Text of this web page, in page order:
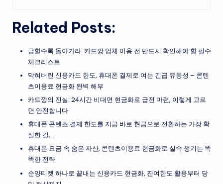
Related Posts:
급할수록 돌아가라: 카드깡 업체 이용 전 반드시 확인해야 할 필수
체크리스트
막혀버린 신용카드 한도, 휴대폰 결제로 여는 긴급 유동성 – 콘텐
츠이용료 현금화 완벽 해부
카드깡의 진실: 24시간 비대면 현금화로 급전 마련, 이렇게 고르
면 안전합니다
휴대폰 콘텐츠 결제 한도를 지금 바로 현금으로 전환하는 가장 확
실한 길,…
휴대폰 요금 속 숨은 자산, 콘텐츠이용료 현금화로 실속 챙기는 똑
똑한 전략
순양티켓 하나로 끝내는 신용카드 현금화, 잔여한도 활용부터 당